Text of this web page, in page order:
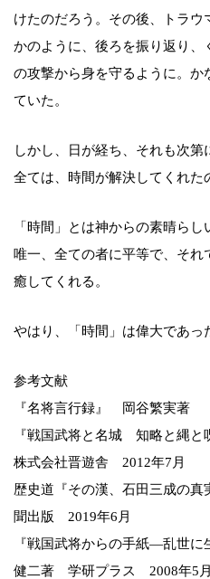
けたのだろう。その後、トラウ
かのように、後ろを振り返り
の攻撃から身を守るように。か
ていた。
しかし、日が経ち、それも次第
全ては、時間が解決してくれた
「時間」とは神からの素晴らし
唯一、全ての者に平等で、そ
癒してくれる。
やはり、「時間」は偉大であっ
参考文献
『名将言行録』 岡谷繁実
『戦国武将と名城 知略と縄
株式会社晋遊舎 2012年7月
歴史道『その漢、石田三成の
聞出版 2019年6月
『戦国武将からの手紙―乱世
健二著 学研プラス 2008年5月